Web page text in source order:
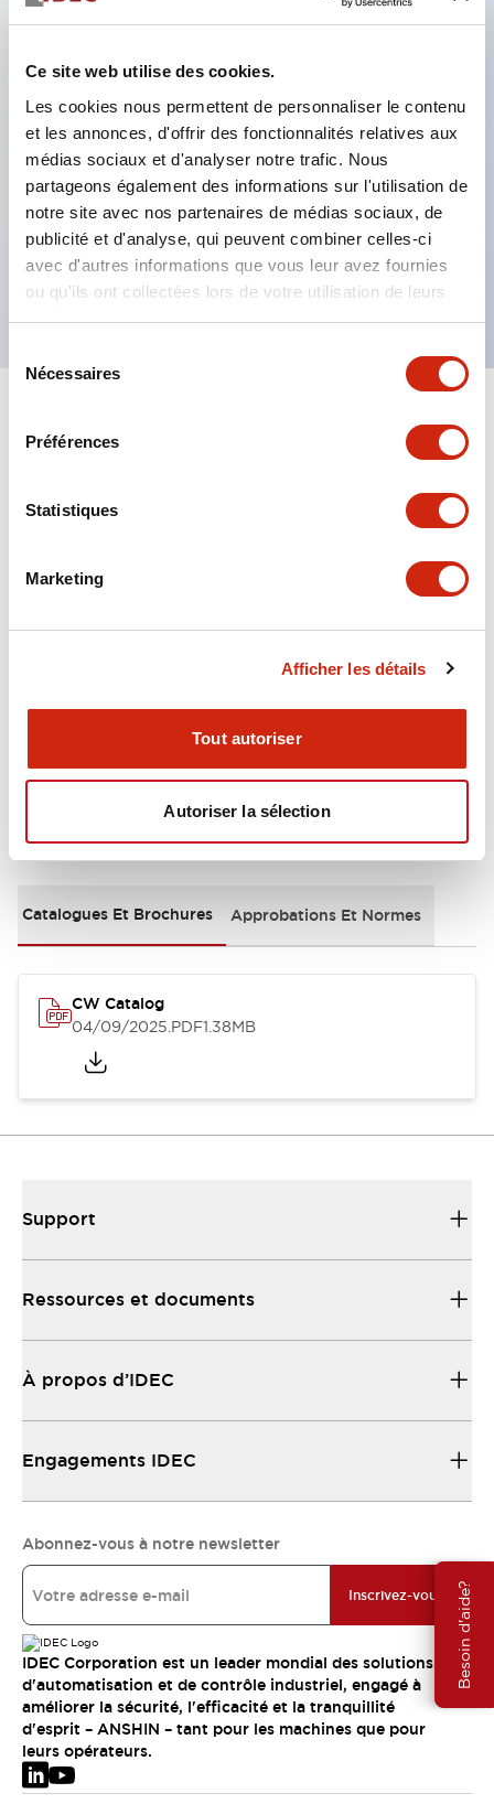
Ce site web utilise des cookies.
Les cookies nous permettent de personnaliser le contenu
et les annonces, d'offrir des fonctionnalités relatives aux
médias sociaux et d'analyser notre trafic. Nous
partageons également des informations sur l'utilisation de
notre site avec nos partenaires de médias sociaux, de
publicité et d'analyse, qui peuvent combiner celles-ci
avec d'autres informations que vous leur avez fournies
ou qu'ils ont collectées lors de votre utilisation de leurs
services.
Nécessaires
Préférences
Statistiques
Marketing
Afficher les détails
Tout autoriser
Autoriser la sélection
Besoin d'aide?
permettant une configuration à 4 contacts
contact à 11 étages), 59,9 mm (*bloc de contact à
22 étages). Conception peu encombrante
possible.
Structure de sécurité de 3e génération :
déclenchement à 2 actions, garde intégrée,
structure de protection des doigts IP20.
Tout développer+
Functional Specifications
Mounting and Installation Specifications
Documents et fichiers
Catalogues Et Brochures Approbations Et Normes
CW Catalog
04/09/2025.PDF1.38MB
Support
Ressources et documents
À propos d’IDEC
Engagements IDEC
Abonnez-vous à notre newsletter
Inscrivez-vous
IDEC Corporation est un leader mondial des solutions
d'automatisation et de contrôle industriel, engagé à
améliorer la sécurité, l'efficacité et la tranquillité
d'esprit – ANSHIN – tant pour les machines que pour
leurs opérateurs.